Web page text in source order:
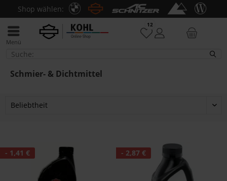
Shop wählen:
12
Menü
Schmier- & Dichtmittel
Schmier- & Dichtmittel
- 1,41 € - 2,87 €